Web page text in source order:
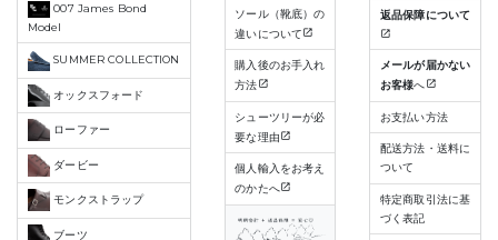
007 James Bond
Model
SUMMER COLLECTION
オックスフォード
ローファー
ダービー
モンクストラップ
ブーツ
ソール（靴底）の
違いについて
購入後のお手入れ
方法
シューツリーが必
要な理由
個人輸入をお考え
のかたへ
返品保障について
メールが届かない
お客様へ
お支払い方法
配送方法・送料に
ついて
特定商取引法に基
づく表記